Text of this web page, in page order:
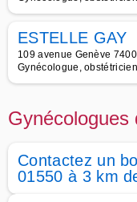
ESTELLE GAY
109 avenue Genève
Gynécologue,
Gynécologues
Contactez un
01550 à 3 km